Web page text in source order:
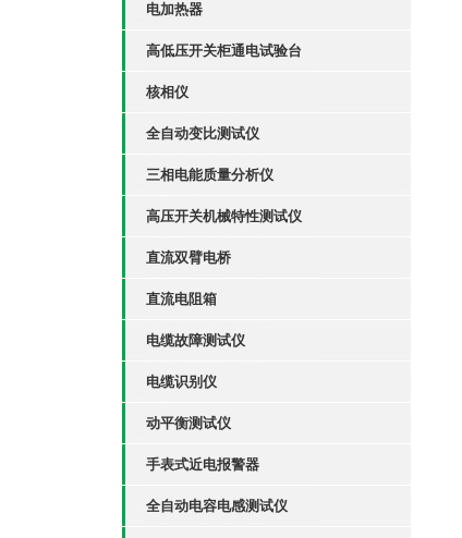
电加热器
高低压开关柜通电试验台
核相仪
全自动变比测试仪
三相电能质量分析仪
高压开关机械特性测试仪
直流双臂电桥
直流电阻箱
电缆故障测试仪
电缆识别仪
动平衡测试仪
手表式近电报警器
全自动电容电感测试仪